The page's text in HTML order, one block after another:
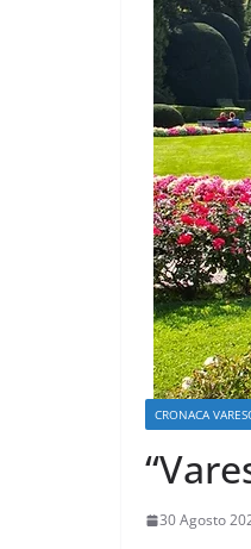
CRONACA
30 Agosto